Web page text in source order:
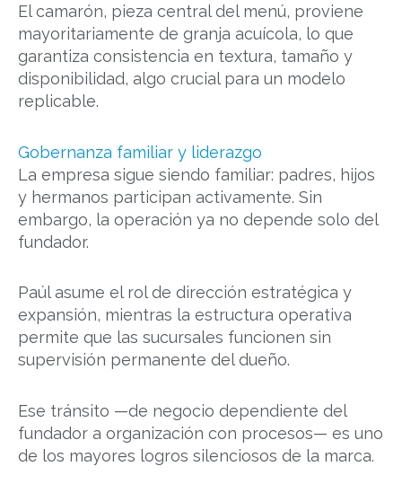
El camarón, pieza central del menú, proviene
mayoritariamente de granja acuícola, lo que
garantiza consistencia en textura, tamaño y
disponibilidad, algo crucial para un modelo
replicable.
Gobernanza familiar y liderazgo
La empresa sigue siendo familiar: padres, hijos
y hermanos participan activamente. Sin
embargo, la operación ya no depende solo del
fundador.
Paúl asume el rol de dirección estratégica y
expansión, mientras la estructura operativa
permite que las sucursales funcionen sin
supervisión permanente del dueño.
Ese tránsito —de negocio dependiente del
fundador a organización con procesos— es uno
de los mayores logros silenciosos de la marca.